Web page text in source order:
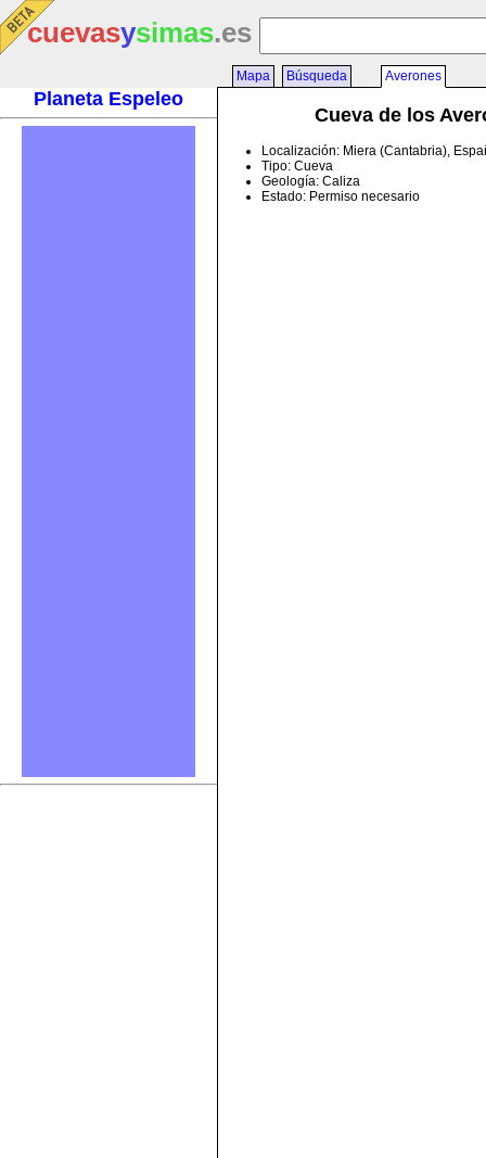
cuevasysimas.es
Planeta Espeleo
Mapa Búsqueda Averones
Cueva de los
Localización: Miera (Cantabria),
Tipo: Cueva
Geología: Caliza
Estado: Permiso necesario